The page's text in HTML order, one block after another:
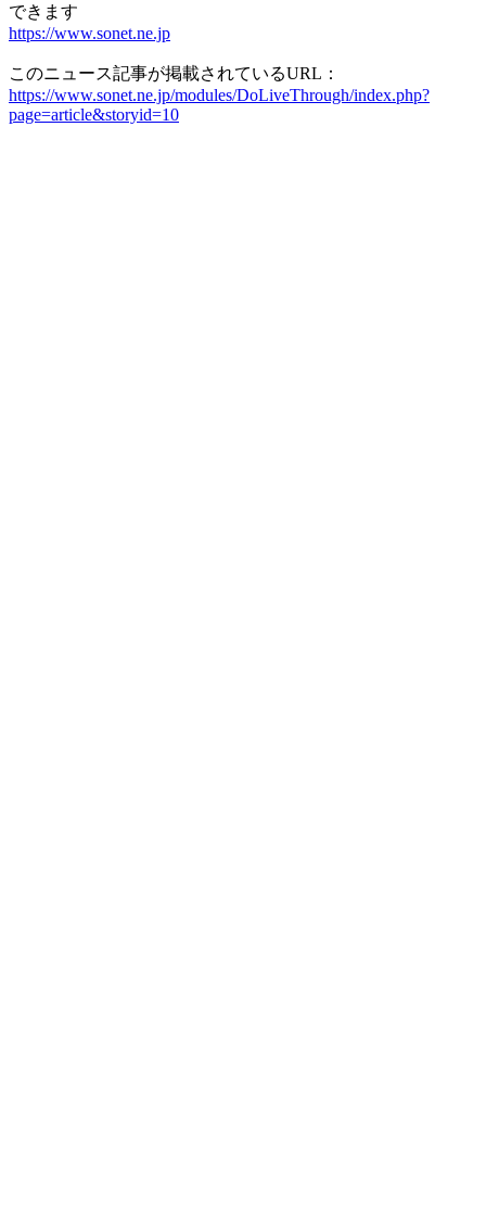
できます
https://www.sonet.ne.jp
このニュース記事が掲載されているURL：
https://www.sonet.ne.jp/modules/DoLiveThrough/index.php?
page=article&storyid=10